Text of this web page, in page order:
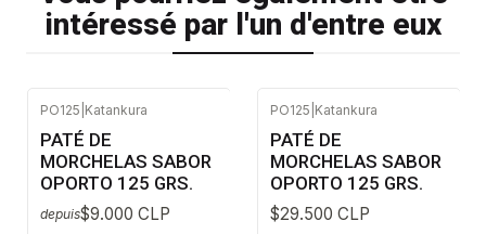
intéressé par l'un d'entre eux
PO125 Katankura
PATÉ DE
MORCHELAS SABOR
OPORTO 125 GRS.
depuis$9.000 CLP
PO125 Katankura
PATÉ DE
MORCHELAS SABOR
OPORTO 125 GRS.
$29.500 CLP